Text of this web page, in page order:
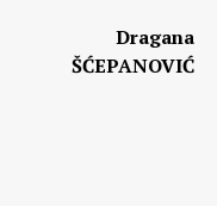
Dragana
ŠĆEPANOVIĆ